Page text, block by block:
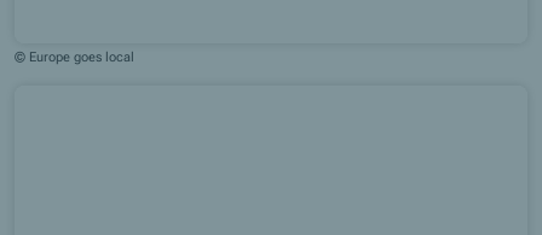
© Europe goes local